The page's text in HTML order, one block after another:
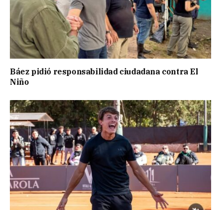
Báez pidió responsabilidad ciudadana contra El
Niño